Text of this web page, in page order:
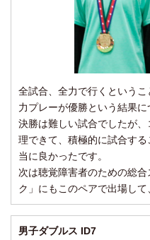
全試合、全力で行くという
力プレーが優勝という結果に
決勝は難しい試合でしたが
理できて、積極的に試合す
当に良かったです。
次は聴覚障害者のための総
ク」にもこのペアで出場して
男子ダブルス ID7